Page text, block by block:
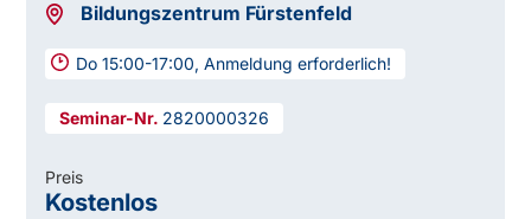
Bildungszentrum Fürstenfeld
Do 15:00-17:00, Anmeldung erforderlich!
2820000326
Preis
Kostenlos